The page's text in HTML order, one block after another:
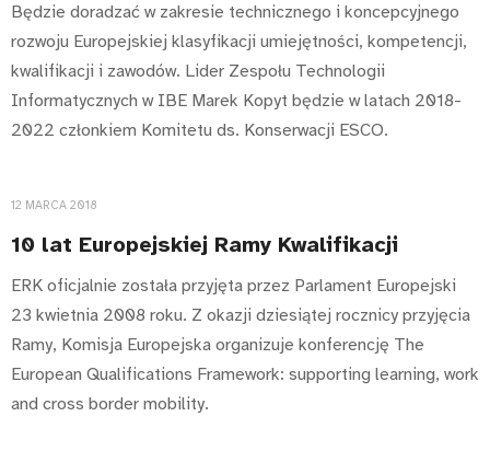
Będzie doradzać w zakresie technicznego i koncepcyjnego
rozwoju Europejskiej klasyfikacji umiejętności, kompetencji,
kwalifikacji i zawodów. Lider Zespołu Technologii
Informatycznych w IBE Marek Kopyt będzie w latach 2018-
2022 członkiem Komitetu ds. Konserwacji ESCO.
12 MARCA 2018
10 lat Europejskiej Ramy Kwalifikacji
ERK oficjalnie została przyjęta przez Parlament Europejski
23 kwietnia 2008 roku. Z okazji dziesiątej rocznicy przyjęcia
Ramy, Komisja Europejska organizuje konferencję The
European Qualifications Framework: supporting learning, work
and cross border mobility.